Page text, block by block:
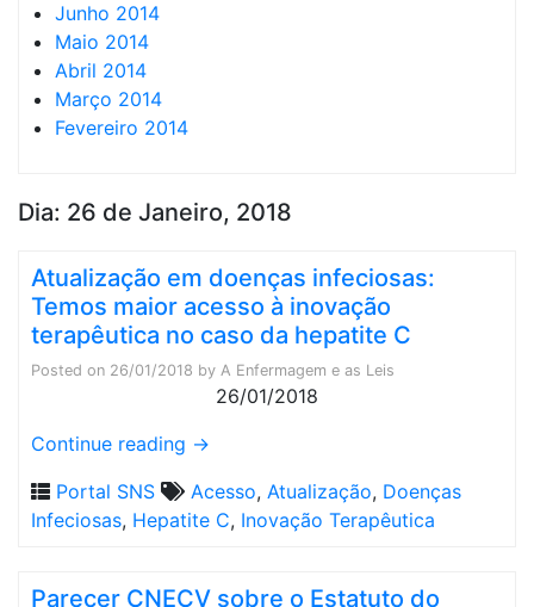
Junho 2014
Maio 2014
Abril 2014
Março 2014
Fevereiro 2014
Dia: 26 de Janeiro, 2018
Atualização em doenças infeciosas:
Temos maior acesso à inovação
terapêutica no caso da hepatite C
Posted on 26/01/2018 by A Enfermagem e as Leis
26/01/2018
Continue reading →
Portal SNS
Acesso, Atualização, Doenças
Infeciosas, Hepatite C, Inovação Terapêutica
Parecer CNECV sobre o Estatuto do